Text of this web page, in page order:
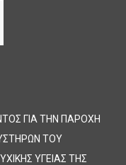
ΓΙΑ ΤΗΝ ΠΑΡΟΧΗ
ΤΟΥ
ΥΓΕΙΑΣ ΤΗΣ